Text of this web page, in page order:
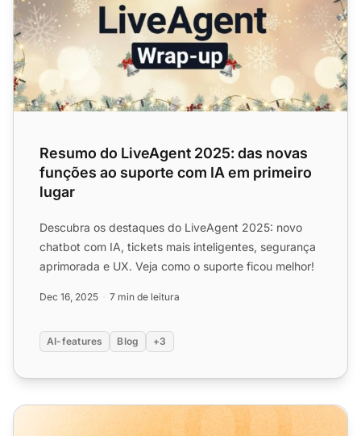
Resumo do LiveAgent 2025: das novas
funções ao suporte com IA em primeiro
lugar
Descubra os destaques do LiveAgent 2025: novo
chatbot com IA, tickets mais inteligentes, segurança
aprimorada e UX. Veja como o suporte ficou melhor!
Dec 16, 2025 7 min de leitura
AI-features Blog +3
Atualizações Mensais do LiveAgent: Edição de Fevereiro